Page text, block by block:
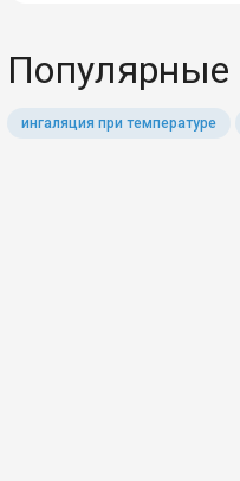
Популярные
ингаляция при температуре